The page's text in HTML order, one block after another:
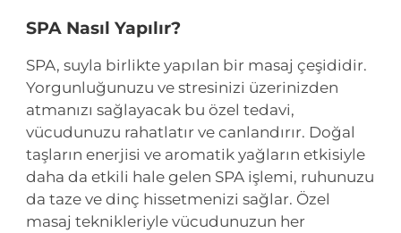
SPA Nasıl Yapılır?
SPA, suyla birlikte yapılan bir masaj çeşididir.
Yorgunluğunuzu ve stresinizi üzerinizden
atmanızı sağlayacak bu özel tedavi,
vücudunuzu rahatlatır ve canlandırır. Doğal
taşların enerjisi ve aromatik yağların etkisiyle
daha da etkili hale gelen SPA işlemi, ruhunuzu
da taze ve dinç hissetmenizi sağlar. Özel
masaj teknikleriyle vücudunuzun her